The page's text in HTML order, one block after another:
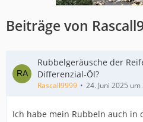
Beiträge von
Rubbelgeräusche der
Differenzial-Öl?
Rascall9999 24. Juni 2025 um
Ich habe mein Rubbeln auch in